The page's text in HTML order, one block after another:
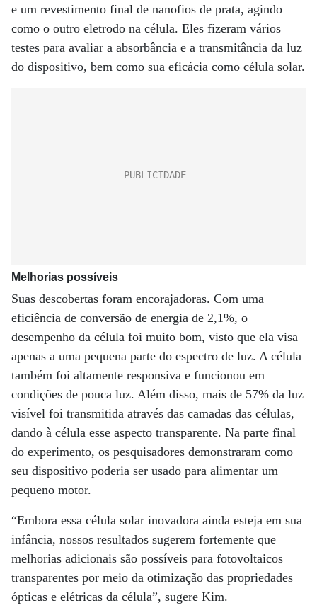
e um revestimento final de nanofios de prata, agindo
como o outro eletrodo na célula. Eles fizeram vários
testes para avaliar a absorbância e a transmitância da luz
do dispositivo, bem como sua eficácia como célula solar.
Melhorias possíveis
Suas descobertas foram encorajadoras. Com uma
eficiência de conversão de energia de 2,1%, o
desempenho da célula foi muito bom, visto que ela visa
apenas a uma pequena parte do espectro de luz. A célula
também foi altamente responsiva e funcionou em
condições de pouca luz. Além disso, mais de 57% da luz
visível foi transmitida através das camadas das células,
dando à célula esse aspecto transparente. Na parte final
do experimento, os pesquisadores demonstraram como
seu dispositivo poderia ser usado para alimentar um
pequeno motor.
“Embora essa célula solar inovadora ainda esteja em sua
infância, nossos resultados sugerem fortemente que
melhorias adicionais são possíveis para fotovoltaicos
transparentes por meio da otimização das propriedades
ópticas e elétricas da célula”, sugere Kim.